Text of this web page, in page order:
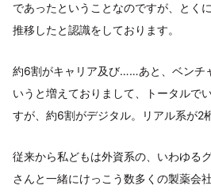
であったということなのですが、とく
推移したと認識をしております。
約6割がキャリア及び……あと、ベンチ
いうと増えておりまして、トータルで
すが、約6割がデジタル。リアル系が2
従来から私どもは外資系の、いわゆる
さんと一緒にけっこう数多くの製薬会